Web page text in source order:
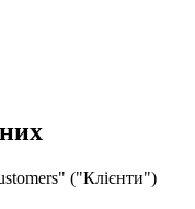
("Клієнти")